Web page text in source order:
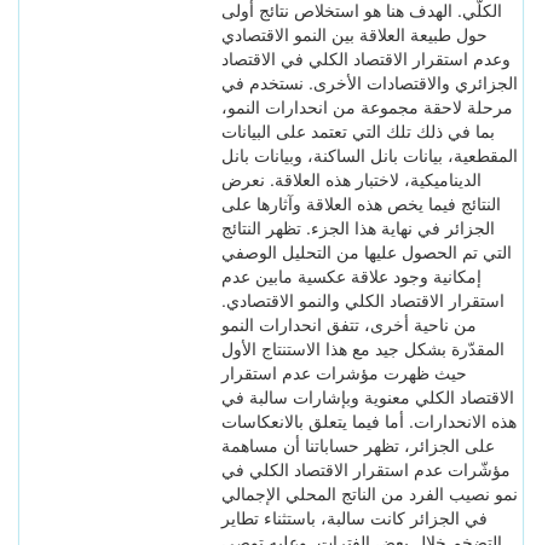
الكلّي. الهدف هنا هو استخلاص نتائج أولى
حول طبيعة العلاقة بين النمو الاقتصادي
وعدم استقرار الاقتصاد الكلي في الاقتصاد
الجزائري والاقتصادات الأخرى. نستخدم في
مرحلة لاحقة مجموعة من انحدارات النمو،
بما في ذلك تلك التي تعتمد على البيانات
المقطعية، بيانات بانل الساكنة، وبيانات بانل
الديناميكية، لاختبار هذه العلاقة. نعرض
النتائج فيما يخص هذه العلاقة وآثارها على
الجزائر في نهاية هذا الجزء. تظهر النتائج
التي تم الحصول عليها من التحليل الوصفي
إمكانية وجود علاقة عكسية مابين عدم
استقرار الاقتصاد الكلي والنمو الاقتصادي.
من ناحية أخرى، تتفق انحدارات النمو
المقدّرة بشكل جيد مع هذا الاستنتاج الأول
حيث ظهرت مؤشرات عدم استقرار
الاقتصاد الكلي معنوية وبإشارات سالبة في
هذه الانحدارات. أما فيما يتعلق بالانعكاسات
على الجزائر، تظهر حساباتنا أن مساهمة
مؤشّرات عدم استقرار الاقتصاد الكلي في
نمو نصيب الفرد من الناتج المحلي الإجمالي
في الجزائر كانت سالبة، باستثناء تطاير